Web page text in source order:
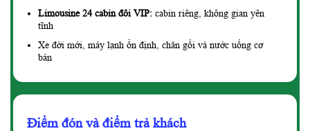
Limousine 24 cabin đôi VIP: cabin riêng, không gian yên
tĩnh
Xe đời mới, máy lạnh ổn định, chăn gối và nước uống cơ
bản
Điểm đón và điểm trả khách